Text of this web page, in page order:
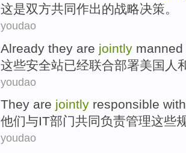
这是双方共同作出的战略决策。
youdao
Already they are jointly manned
这些安全站已经联合部署美国 人
youdao
They are jointly responsible with
他们与IT部门共同负责管理这些
youdao